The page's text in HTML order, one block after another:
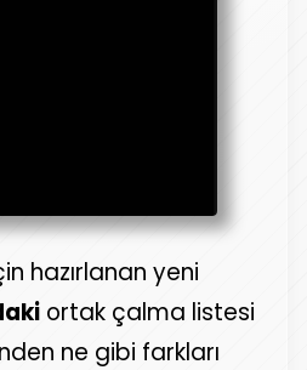
hazırlanan yeni
ortak çalma listesi
ne gibi farkları